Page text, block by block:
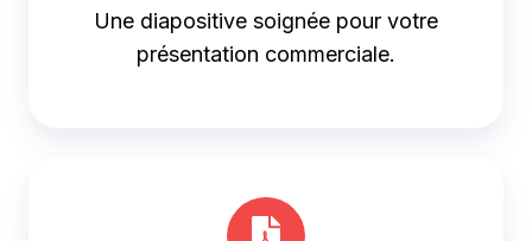
Une diapositive soignée pour votre
présentation commerciale.